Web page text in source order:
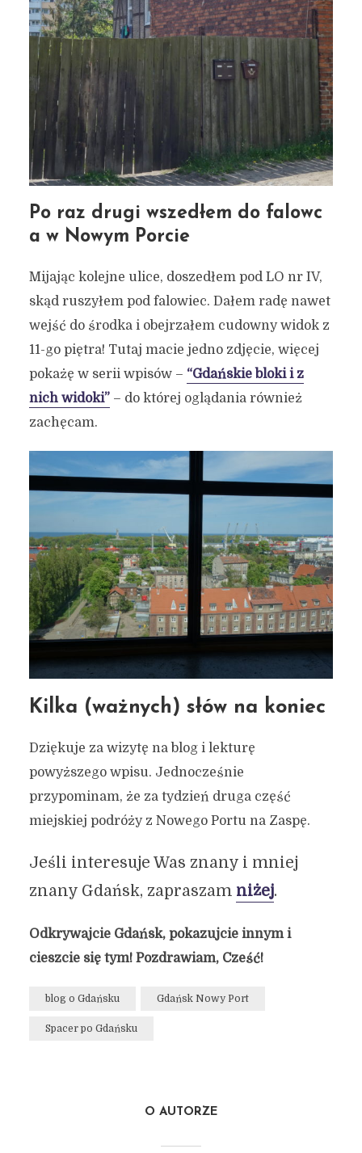
Po raz drugi wszedłem do falowc
a w Nowym Porcie
Mijając kolejne ulice, doszedłem pod LO nr IV,
skąd ruszyłem pod falowiec. Dałem radę nawet
wejść do środka i obejrzałem cudowny widok z
11-go piętra! Tutaj macie jedno zdjęcie, więcej
pokażę w serii wpisów – “Gdańskie bloki i z
nich widoki”– do której oglądania również
zachęcam.
Kilka (ważnych) słów na koniec
Dziękuje za wizytę na blog i lekturę
powyższego wpisu. Jednocześnie
przypominam, że za tydzień druga część
miejskiej podróży z Nowego Portu na Zaspę.
Jeśli interesuje Was znany i mniej
znany Gdańsk, zapraszam niżej.
Odkrywajcie Gdańsk, pokazujcie innym i
cieszcie się tym! Pozdrawiam, Cześć!
blog o Gdańsku Gdańsk Nowy Port
Spacer po Gdańsku
O AUTORZE